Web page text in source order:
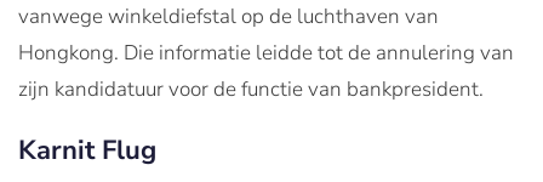
vanwege winkeldiefstal op de luchthaven van
Hongkong. Die informatie leidde tot de annulering van
zijn kandidatuur voor de functie van bankpresident.
Karnit Flug